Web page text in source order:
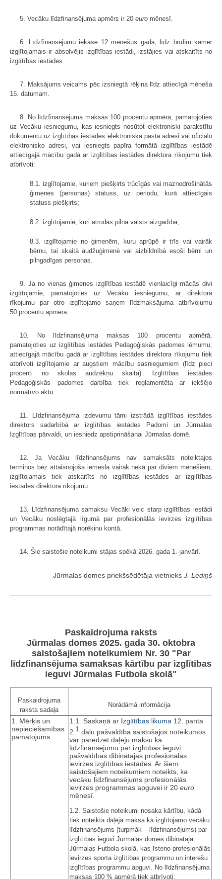
5. Vecāku līdzfinansējuma apmērs ir 20 euro mēnesī.
6. Līdzfinansējumu iekasē 12 mēnešus gadā, līdz brīdim kamēr
izglītojamais ir absolvējis izglītības iestādi, izstājies vai atskaitīts no
izglītības iestādes.
7. Maksājums veicams pēc izsniegtā rēķina līdz attiecīgā mēneša
15. datumam.
8. No līdzfinansējuma maksas 100 procentu apmērā, pamatojoties
uz Vecāku iesniegumu, kas iesniegts nosūtot elektroniski parakstītu
dokumentu uz izglītības iestādes elektroniskā pasta adresi vai oficiālo
elektronisko adresi, vai iesniegts papīra formātā izglītības iestādē
attiecīgajā mācību gadā ar izglītības iestādes direktora rīkojumu tiek
atbrīvoti:
8.1. izglītojamie, kuriem piešķirts trūcīgās vai maznodrošinātās
ģimenes (personas) statuss, uz periodu, kurā attiecīgais
statuss piešķirts;
8.2. izglītojamie, kuri atrodas pilnā valsts aizgādībā;
8.3. izglītojamie no ģimenēm, kuru aprūpē ir trīs vai vairāk
bērnu, tai skaitā audžuģimenē vai aizbildnībā esoši bērni un
pilngadīgas personas.
9. Ja no vienas ģimenes izglītības iestādē vienlaicīgi mācās divi
izglītojamie, pamatojoties uz Vecāku iesniegumu, ar direktora
rīkojumu par otro izglītojamo saņem līdzmaksājuma atbrīvojumu
50 procentu apmērā.
10. No līdzfinansējuma maksas 100 procentu apmērā,
pamatojoties uz izglītības iestādes Pedagoģiskās padomes lēmumu,
attiecīgajā mācību gadā ar izglītības iestādes direktora rīkojumu tiek
atbrīvoti izglītojamie ar augstiem mācību sasniegumiem (līdz pieci
procenti no skolas audzēkņu skaita). Izglītības iestādes
Pedagoģiskās padomes darbība tiek reglamentēta ar iekšējo
normatīvo aktu.
11. Līdzfinansējuma izdevumu tāmi izstrādā izglītības iestādes
direktors sadarbībā ar izglītības iestādes Padomi un Jūrmalas
Izglītības pārvaldi, un iesniedz apstiprināšanai Jūrmalas domē.
12. Ja Vecāku līdzfinansējums nav samaksāts noteiktajos
termiņos bez attaisnojoša iemesla vairāk nekā par diviem mēnešiem,
izglītojamais tiek atskaitīts no izglītības iestādes ar izglītības
iestādes direktora rīkojumu.
13. Līdzfinansējuma samaksu Vecāki veic starp izglītības iestādi
un Vecāku noslēgtajā līgumā par profesionālās ievirzes izglītības
programmas norādītajā norēķinu kontā.
14. Šie saistošie noteikumi stājas spēkā 2026. gada 1. janvārī.
Jūrmalas domes priekšsēdētāja vietnieks J. Lediņš
Paskaidrojuma raksts
Jūrmalas domes 2025. gada 30. oktobra
saistošajiem noteikumiem Nr. 30 "Par
līdzfinansējuma samaksas kārtību par izglītības
ieguvi Jūrmalas Futbola skolā"
Paskaidrojuma
raksta sadaļa
Norādāmā informācija
1. Mērķis un
nepieciešamības
pamatojums
1.1. Saskaņā ar Izglītības likuma 12. panta
2. 1 daļu pašvaldība saistošajos noteikumos
var paredzēt daļēju maksu kā
līdzfinansējumu par izglītības ieguvi
pašvaldības dibinātajās profesionālās
ievirzes izglītības iestādēs. Ar šiem
saistošajiem noteikumiem noteikts, ka
vecāku līdzfinansējums profesionālās
ievirzes programmas apguvei ir 20 euro
mēnesī.
1.2. Saistošie noteikumi nosaka kārtību, kādā
tiek noteikta daļēja maksa kā izglītojamo vecāku
līdzfinansējums (turpmāk – līdzfinansējums) par
izglītības ieguvi Jūrmalas domes dibinātajā
Jūrmalas Futbola skolā, kas īsteno profesionālās
ievirzes sporta izglītības programmu un interešu
izglītības programmu apguvi. No līdzfinansējuma
maksas 100 % apmērā tiek atbrīvoti: